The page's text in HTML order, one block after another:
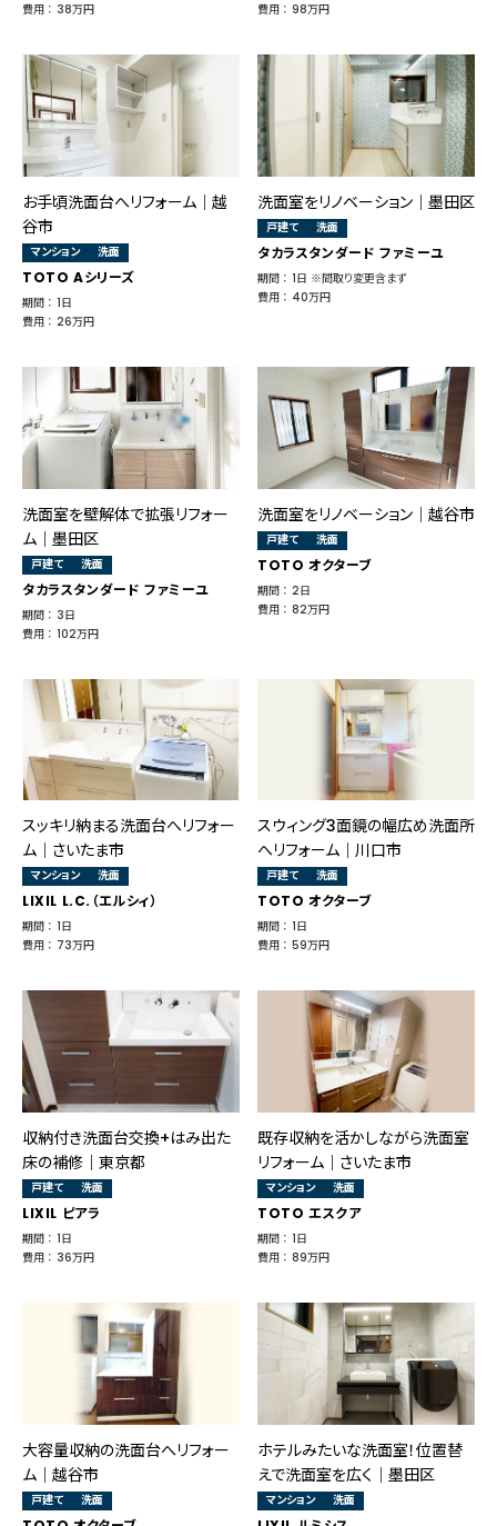
費用 ： 38万円
費用 ： 98万円
お手頃洗面台へリフォーム｜越
谷市
マンション 洗面
TOTO Aシリーズ
期間 ： 1日
費用 ： 26万円
洗面室をリノベーション｜墨田区
戸建て 洗面
タカラスタンダード ファミーユ
期間 ： 1日 ※間取り変更含まず
費用 ： 40万円
洗面室を壁解体で拡張リフォー
ム｜墨田区
戸建て 洗面
タカラスタンダード ファミーユ
期間 ： 3日
費用 ： 102万円
洗面室をリノベーション｜越谷市
戸建て 洗面
TOTO オクターブ
期間 ： 2日
費用 ： 82万円
スッキリ納まる洗面台へリフォー
ム｜さいたま市
マンション 洗面
LIXIL L.C.（エルシィ）
期間 ： 1日
費用 ： 73万円
スウィング3面鏡の幅広め洗面所
へリフォーム｜川口市
戸建て 洗面
TOTO オクターブ
期間 ： 1日
費用 ： 59万円
収納付き洗面台交換+はみ出た
床の補修｜東京都
戸建て 洗面
LIXIL ピアラ
期間 ： 1日
費用 ： 36万円
既存収納を活かしながら洗面室
リフォーム｜さいたま市
マンション 洗面
TOTO エスクア
期間 ： 1日
費用 ： 89万円
大容量収納の洗面台へリフォー
ム｜越谷市
戸建て 洗面
ホテルみたいな洗面室！位置替
えで洗面室を広く│墨田区
マンション 洗面